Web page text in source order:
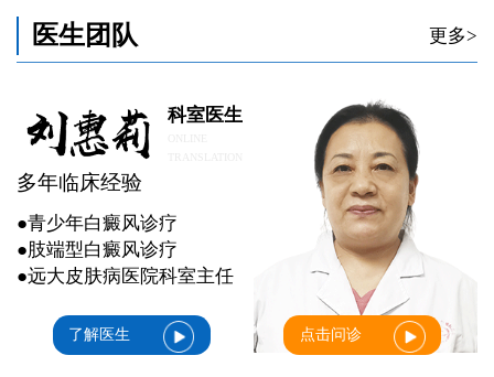
医生团队 更多>
科室医生
多年临床经验
●青少年白癜风诊疗
●肢端型白癜风诊疗
●远大皮肤病医院科室主任
了解医生 点击问诊